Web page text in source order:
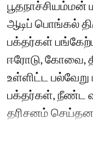
பூதநாச்சியம்மன்
ஆடிப் பொங்கல்
பக்தர்கள்
ஈரோடு, கோவை,
உள்ளிட்ட
பக்தர்கள், நீண்ட
தரிசனம்